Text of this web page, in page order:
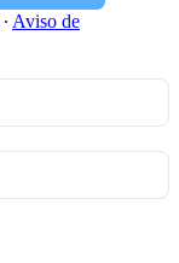
∙ Aviso de